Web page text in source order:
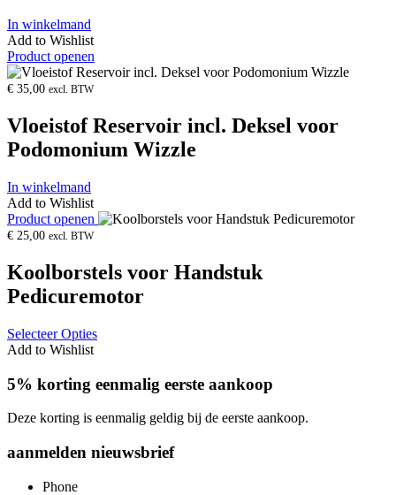
In winkelmand
Add to Wishlist
Product openen
€ 35,00 excl. BTW
Vloeistof Reservoir incl. Deksel voor
Podomonium Wizzle
In winkelmand
Add to Wishlist
Product openen
€ 25,00 excl. BTW
Koolborstels voor Handstuk
Pedicuremotor
Selecteer Opties
Add to Wishlist
5% korting eenmalig eerste aankoop
Deze korting is eenmalig geldig bij de eerste aankoop.
aanmelden nieuwsbrief
Phone